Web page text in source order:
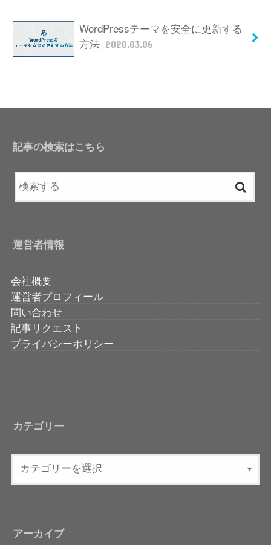
WordPressテーマを安全に更新する
方法 2020.03.06
記事の検索はこちら
運営者情報
会社概要
運営者プロフィール
問い合わせ
記事リクエスト
プライバシーポリシー
カテゴリー
アーカイブ